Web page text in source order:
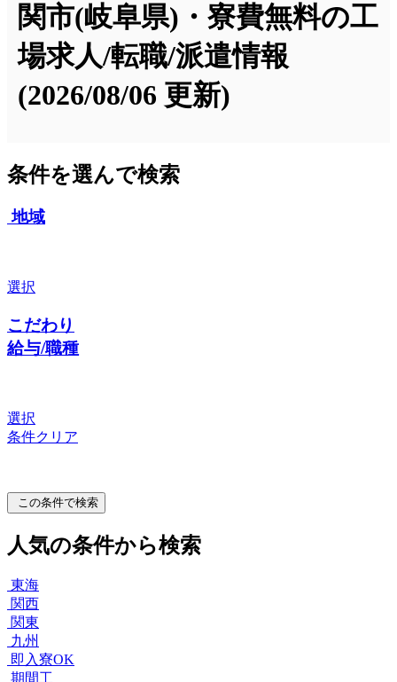
関市(岐阜県)・寮費無料の工
場求人/転職/派遣情報
(2026/08/06 更新)
条件を選んで検索
地域
選択
こだわり
給与/職種
選択
条件クリア
この条件で検索
人気の条件から検索
東海
関西
関東
九州
即入寮OK
期間工